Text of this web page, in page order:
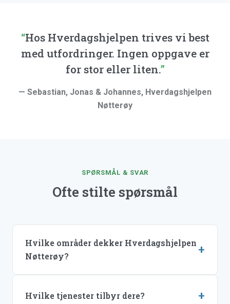
Hos Hverdagshjelpen trives vi best
med utfordringer. Ingen oppgave er
for stor eller liten.
— Sebastian, Jonas & Johannes, Hverdagshjelpen
Nøtterøy
SPØRSMÅL & SVAR
Ofte stilte spørsmål
Hvilke områder dekker Hverdagshjelpen
Nøtterøy?
Hvilke tjenester tilbyr dere?